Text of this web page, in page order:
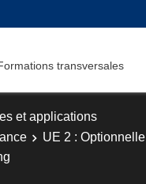
transversales
et applications
UE 2 : Optionnelle